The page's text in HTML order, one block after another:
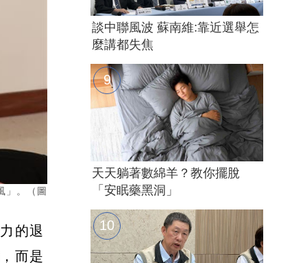
」。（圖
的退
而是
談中聯風波 蘇南維:靠近選舉怎
麼講都失焦
天天躺著數綿羊？教你擺脫
「安眠藥黑洞」